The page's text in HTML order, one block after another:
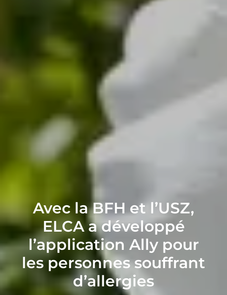
Avec la BFH et l’USZ,
ELCA a développé
l’application Ally pour
les personnes souffrant
d’allergies